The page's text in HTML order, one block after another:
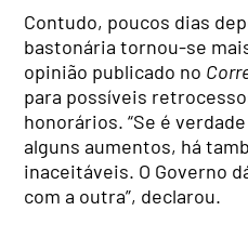
Contudo, poucos dias
bastonária tornou-se
opinião publicado no
para possíveis
honorários. “Se é
alguns aumentos, há
inaceitáveis. O Governo
com a outra”, declarou.